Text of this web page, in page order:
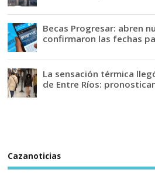
Becas Progresar: abren
confirmaron las fechas
La sensación térmica
de Entre Ríos:
Cazanoticias